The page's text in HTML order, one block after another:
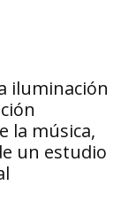
iluminación
la música,
un estudio